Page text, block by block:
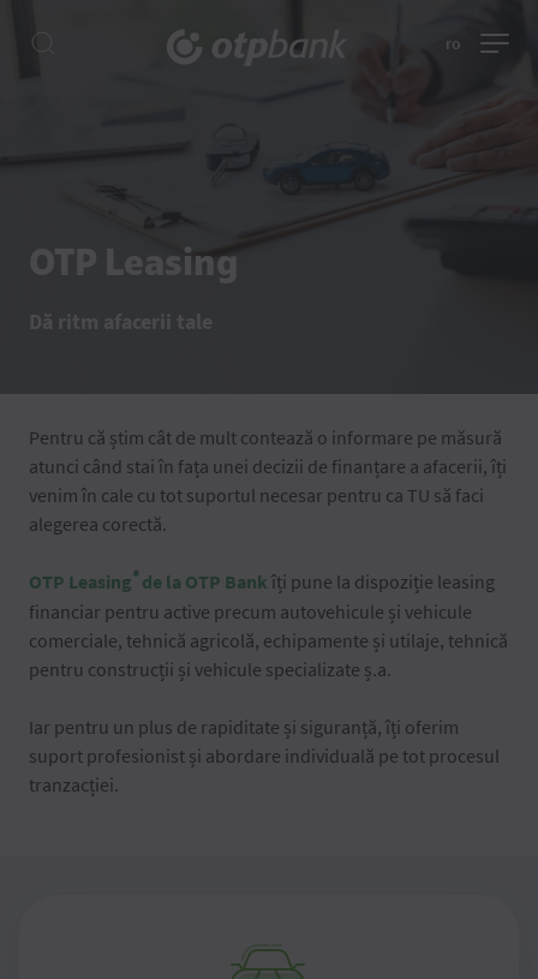
ro
OTP Leasing
Dă ritm afacerii tale
Pentru că știm cât de mult contează o informare pe măsură
atunci când stai în fața unei decizii de finanțare a afacerii, îți
venim în cale cu tot suportul necesar pentru ca TU să faci
alegerea corectă.
OTP Leasing®de la OTP Bank îți pune la dispoziție leasing
financiar pentru active precum autovehicule și vehicule
comerciale, tehnică agricolă, echipamente și utilaje, tehnică
pentru construcții și vehicule specializate ș.a.
Iar pentru un plus de rapiditate și siguranță, îți oferim
suport profesionist și abordare individuală pe tot procesul
tranzacției.